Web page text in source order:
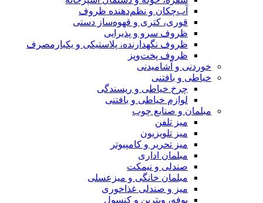
آب‌چکان و نظم‌دهنده ظروف
قوری، کتری و قهوه‌ساز دستی
ظروف سرو و پذیرایی
ظروف نگهدارنده، پلاستیکی و یکبارمصرف
ظروف پخت‌وپز
خوردنی و آشامیدنی
خیاطی و بافتنی
چرخ خیاطی و ریسندگی
لوازم خیاطی و بافتنی
مبلمان و صنایع چوب
میز تلفن
میز تلویزیون
میز تحریر و کامپیوتر
مبلمان اداری
صندلی و نیمکت
مبلمان خانگی و میزعسلی
میز و صندلی غذاخوری
بوفه، ویترین و کنسول